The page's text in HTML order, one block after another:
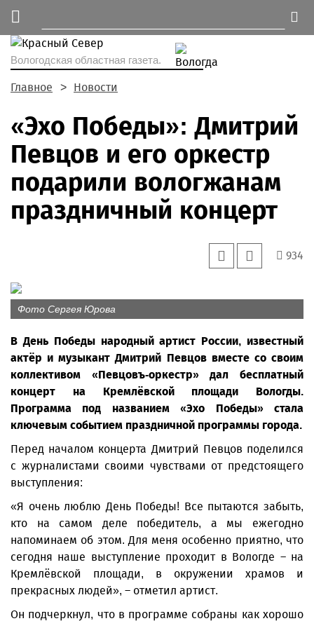
Вологодская областная газета.
Главное Новости
«Эхо Победы»: Дмитрий
Певцов и его оркестр
подарили вологжанам
праздничный концерт
934
Фото Сергея Юрова
В День Победы народный артист России, известный
актёр и музыкант Дмитрий Певцов вместе со своим
коллективом «Певцовъ-оркестр» дал бесплатный
концерт на Кремлёвской площади Вологды.
Программа под названием «Эхо Победы» стала
ключевым событием праздничной программы города.
Перед началом концерта Дмитрий Певцов поделился
с журналистами своими чувствами от предстоящего
выступления:
«Я очень люблю День Победы! Все пытаются забыть,
кто на самом деле победитель, а мы ежегодно
напоминаем об этом. Для меня особенно приятно, что
сегодня наше выступление проходит в Вологде – на
Кремлёвской площади, в окружении храмов и
прекрасных людей», – отметил артист.
Он подчеркнул, что в программе собраны как хорошо